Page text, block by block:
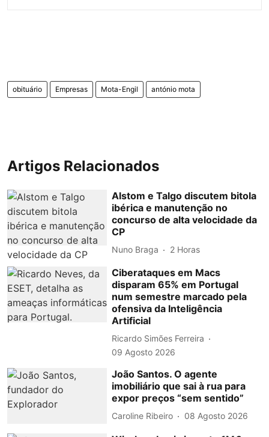
obituário Empresas Mota-Engil antónio mota
Artigos Relacionados
Alstom e Talgo discutem bitola
ibérica e manutenção no
concurso de alta velocidade da
CP
Nuno Braga 2 Horas
Ciberataques em Macs
disparam 65% em Portugal
num semestre marcado pela
ofensiva da Inteligência
Artificial
Ricardo Simões Ferreira
09 Agosto 2026
João Santos. O agente
imobiliário que sai à rua para
expor preços “sem sentido”
Caroline Ribeiro 08 Agosto 2026